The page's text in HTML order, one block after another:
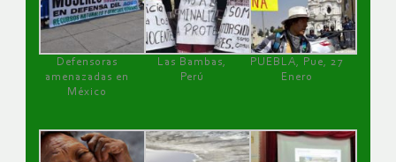
Defensoras
amenazadas en
México
Las Bambas,
Perú
PUEBLA, Pue, 27
Enero